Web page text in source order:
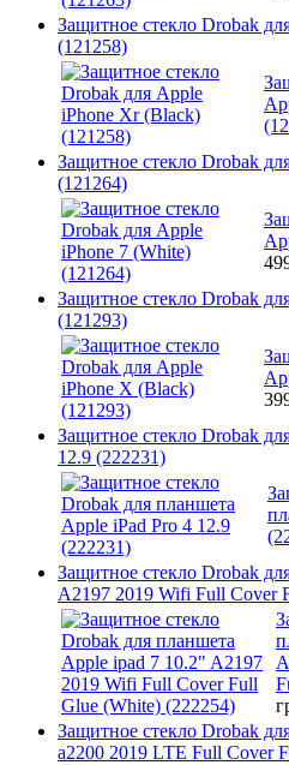
Защитное стекло Drobak
(121258)
Защитное стекло Drobak
(121264)
Защитное стекло Drobak
(121293)
Защитное стекло Drobak
12.9 (222231)
Защитное стекло Drobak
A2197 2019 Wifi Full Cover
Защитное стекло Drobak
a2200 2019 LTE Full Cover